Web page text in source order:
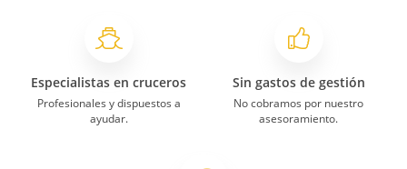
Especialistas en cruceros
Profesionales y dispuestos a
ayudar.
Sin gastos de gestión
No cobramos por nuestro
asesoramiento.